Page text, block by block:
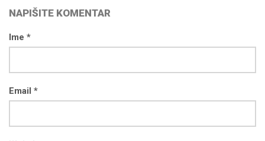
NAPIŠITE KOMENTAR
Ime *
Email *